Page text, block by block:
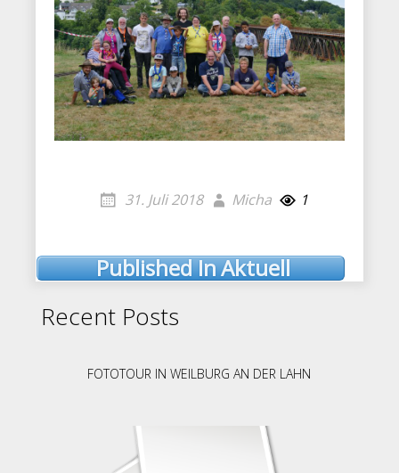
31. Juli 2018 Micha 1
Post
Published InAktuell
Recent Posts
FOTOTOUR IN WEILBURG AN DER LAHN